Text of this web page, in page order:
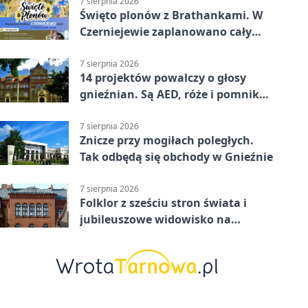
Święto plonów z Brathankami. W
Czerniejewie zaplanowano cały
7 sierpnia 2026
14 projektów powalczy o głosy
gnieźnian. Są AED, róże i pomnik
7 sierpnia 2026
Znicze przy mogiłach poległych.
Tak odbędą się obchody w Gnieźnie
7 sierpnia 2026
Folklor z sześciu stron świata i
jubileuszowe widowisko na